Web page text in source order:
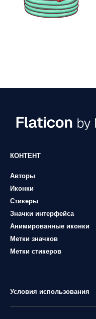
КОНТЕНТ
Авторы
Иконки
Стикеры
Значки интерфейса
Анимированные иконки
Метки значков
Метки стикеров
Условия использования